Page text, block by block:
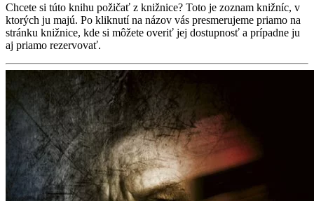
Chcete si túto knihu požičať z knižnice? Toto je zoznam knižníc, v
ktorých ju majú. Po kliknutí na názov vás presmerujeme priamo na
stránku knižnice, kde si môžete overiť jej dostupnosť a prípadne ju
aj priamo rezervovať.